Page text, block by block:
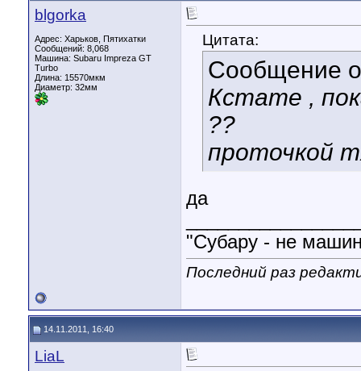
blgorka
Адрес: Харьков, Пятихатки
Сообщений: 8,068
Машина: Subaru Impreza GT
Turbo
Длина: 15570мкм
Диаметр: 32мм
Цитата:
Сообщение
Кстате ,
??
проточкой
да
"Субару - не
Последний раз
14.11.2011, 16:40
LiaL